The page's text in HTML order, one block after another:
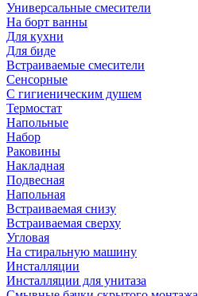
Универсальные смесители
На борт ванны
Для кухни
Для биде
Встраиваемые смесители
Сенсорные
С гигиеническим душем
Термостат
Напольные
Набор
Раковины
Накладная
Подвесная
Напольная
Встраиваемая снизу
Встраиваемая сверху
Угловая
На стиральную машину
Инсталляции
Инсталляции для унитаза